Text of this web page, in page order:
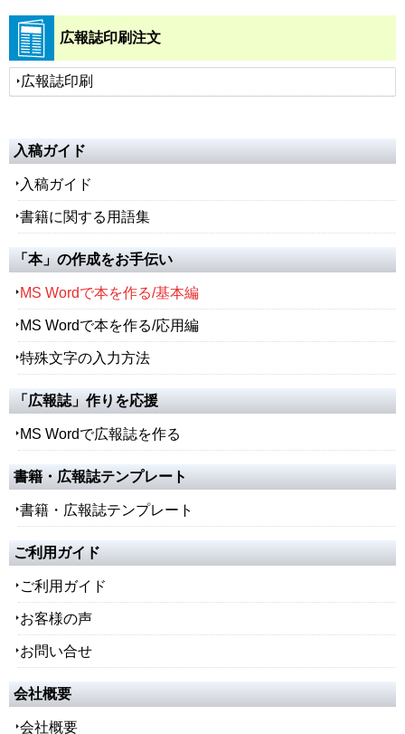
広報誌印刷注文
広報誌印刷
入稿ガイド
入稿ガイド
書籍に関する用語集
「本」の作成をお手伝い
MS Wordで本を作る/基本編
MS Wordで本を作る/応用編
特殊文字の入力方法
「広報誌」作りを応援
MS Wordで広報誌を作る
書籍・広報誌テンプレート
書籍・広報誌テンプレート
ご利用ガイド
ご利用ガイド
お客様の声
お問い合せ
会社概要
会社概要